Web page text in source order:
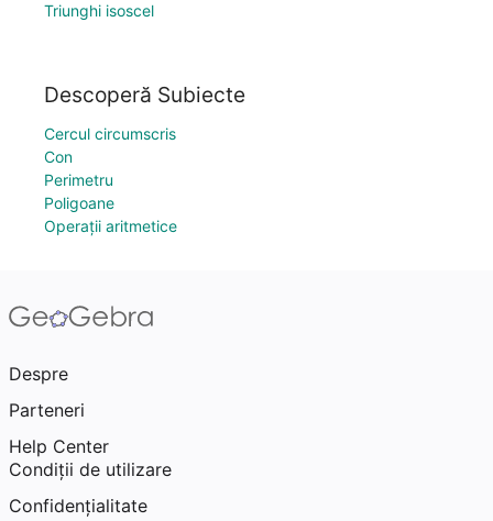
Triunghi isoscel
Descoperă Subiecte
Cercul circumscris
Con
Perimetru
Poligoane
Operații aritmetice
Despre
Parteneri
Help Center
Condiţii de utilizare
Confidențialitate